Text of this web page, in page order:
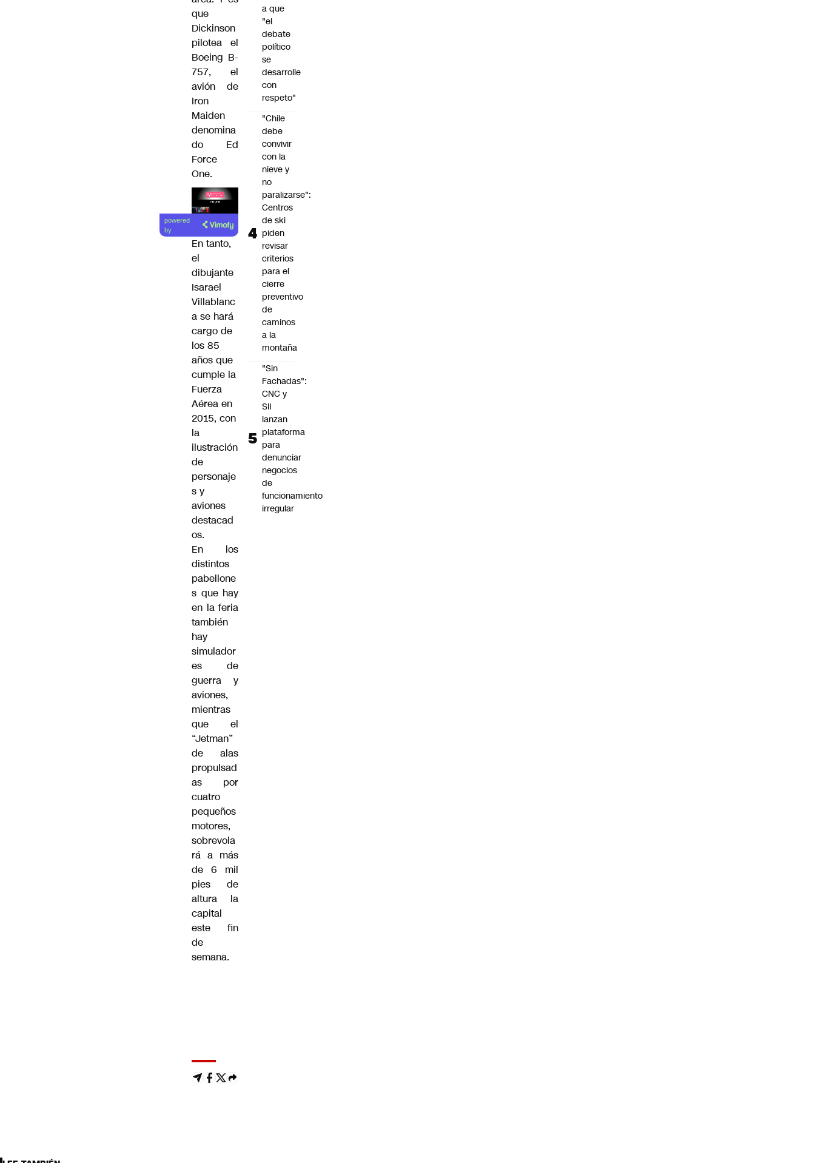
que
Dickinson
pilotea el
Boeing B-
757, el
avión de
Iron
Maiden
denomina
do Ed
Force
One.
Lea el
artículo
powered
by
En tanto,
el
dibujante
Isarael
Villablanc
a se hará
cargo de
los 85
años que
cumple la
Fuerza
Aérea en
2015, con
la
ilustración
de
personaje
s y
aviones
destacad
os.
En los
distintos
pabellone
s que hay
en la feria
también
hay
simulador
es de
guerra y
aviones,
mientras
que el
“Jetman”
de alas
propulsad
as por
cuatro
pequeños
motores,
sobrevola
rá a más
de 6 mil
pies de
altura la
capital
este fin
de
semana.
a que
"el
debate
político
se
desarrolle
con
respeto"
"Chile
debe
convivir
con la
nieve y
no
paralizarse":
Centros
de ski
piden
revisar
criterios
para el
cierre
preventivo
de
caminos
a la
montaña
"Sin
Fachadas":
CNC y
SII
lanzan
plataforma
para
denunciar
negocios
de
funcionamiento
irregular